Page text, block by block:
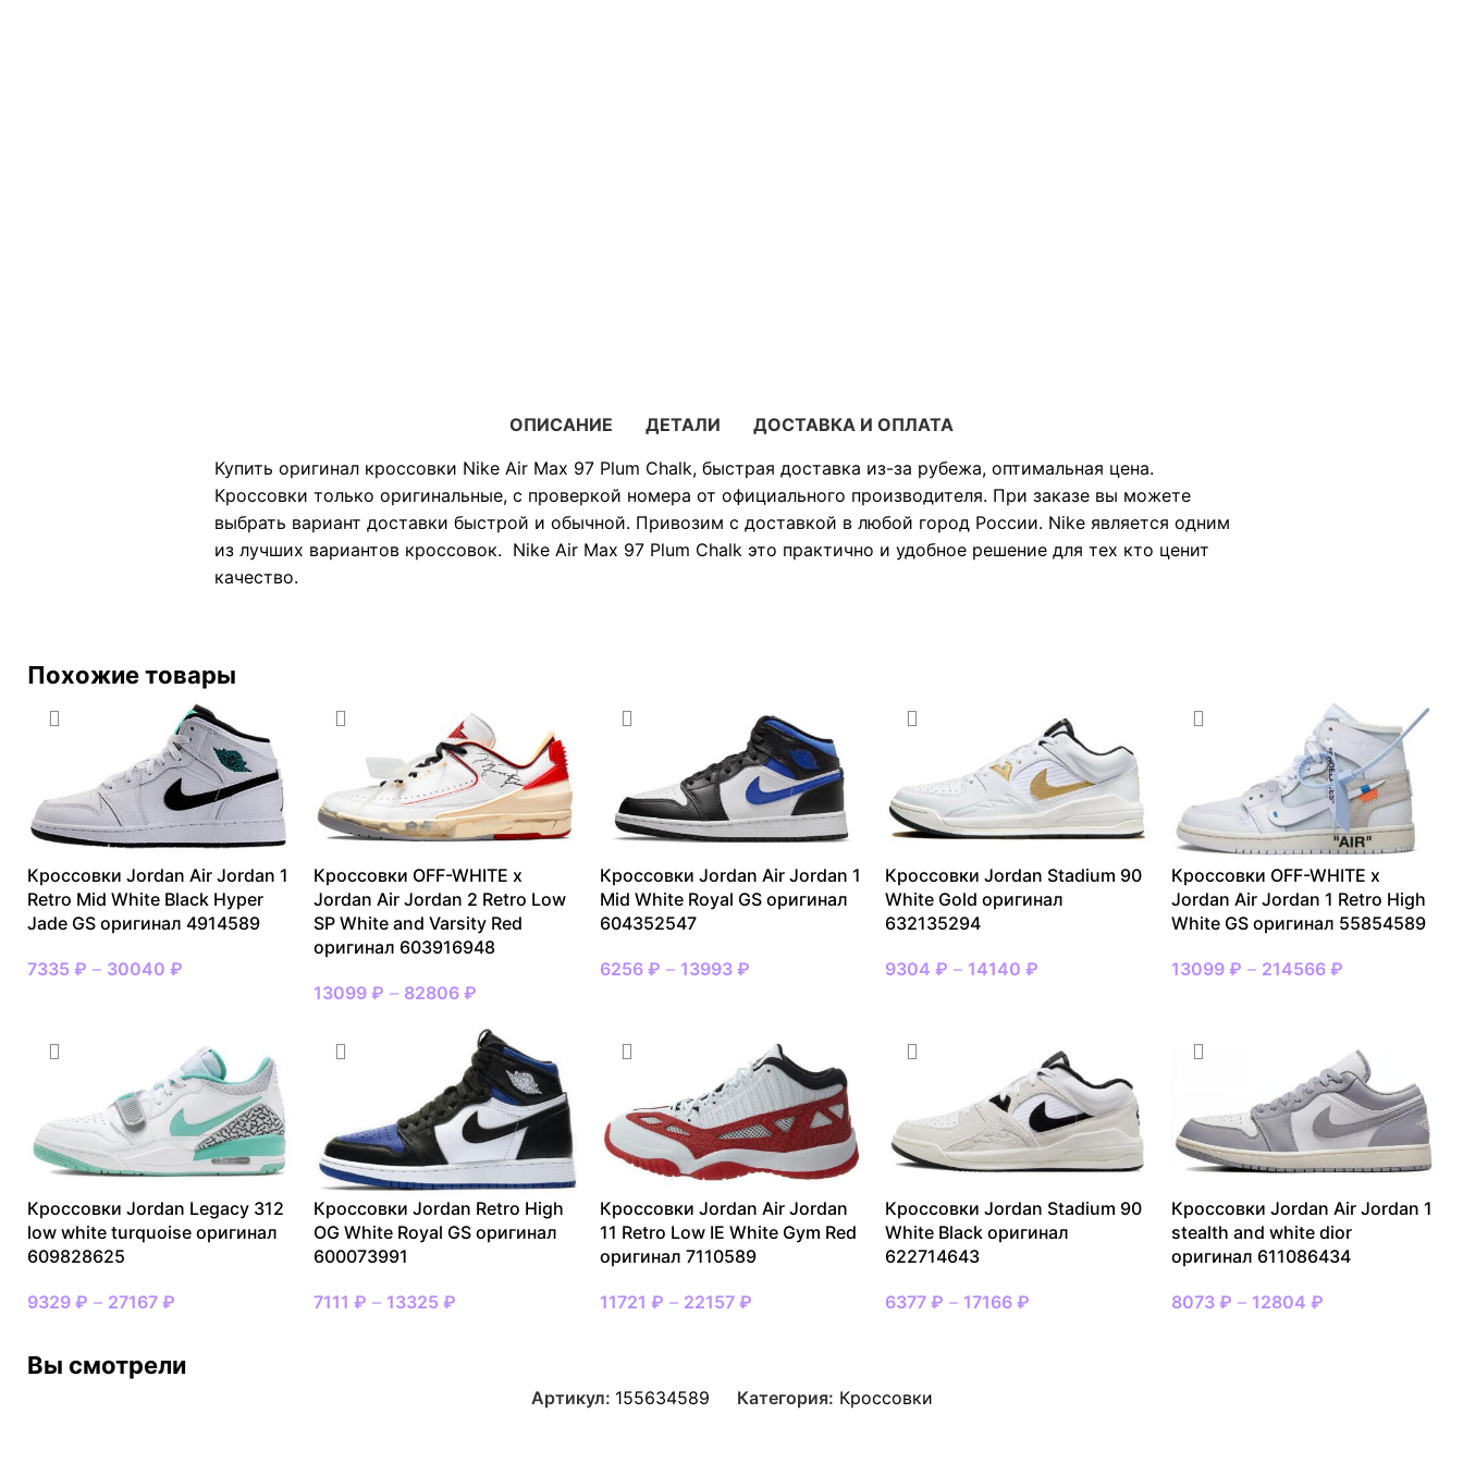
ОПИСАНИЕ ДЕТАЛИ
ДОСТАВКА И ОПЛАТА
Купить оригинал кроссовки Nike Air Max 97 Plum Chalk, быстрая доставка из-за рубежа, оптимальная цена.
Кроссовки только оригинальные, с проверкой номера от официального производителя. При заказе вы можете
выбрать вариант доставки быстрой и обычной. Привозим с доставкой в любой город России. Nike является одним
из лучших вариантов кроссовок. Nike Air Max 97 Plum Chalk это практично и удобное решение для тех кто ценит
качество.
Похожие товары
Кроссовки Jordan Air Jordan 1
Retro Mid White Black Hyper
Jade GS оригинал 4914589
7335 ₽ – 30040 ₽
Кроссовки OFF-WHITE x
Jordan Air Jordan 2 Retro Low
SP White and Varsity Red
оригинал 603916948
13099 ₽ – 82806 ₽
Кроссовки Jordan Air Jordan 1
Mid White Royal GS оригинал
604352547
6256 ₽ – 13993 ₽
Кроссовки Jordan Stadium 90
White Gold оригинал
632135294
9304₽ – 14140₽
Кроссовки OFF-WHITE x
Jordan Air Jordan 1 Retro High
White GS оригинал 55854589
13099₽ – 214566₽
Кроссовки Jordan Legacy 312
low white turquoise оригинал
609828625
9329 ₽ – 27167 ₽
Кроссовки Jordan Retro High
OG White Royal GS оригинал
600073991
7111 ₽ – 13325 ₽
Кроссовки Jordan Air Jordan
11 Retro Low IE White Gym Red
оригинал 7110589
11721 ₽ – 22157 ₽
Кроссовки Jordan Stadium 90
White Black оригинал
622714643
6377₽ – 17166₽
Кроссовки Jordan Air Jordan 1
stealth and white dior
оригинал 611086434
8073₽ – 12804₽
Вы смотрели
Артикул: 155634589 Категория: Кроссовки